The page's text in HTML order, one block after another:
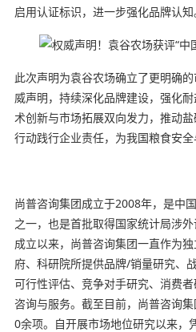
启用认证标识，进一步强化品牌认知
此次声明为袁谷农场确立了更明确
威声明，持续深化品牌建设，强化
术创新与市场拓展双向发力，推动
行动践行企业责任，为我国粮食安全
尚普咨询集团成立于2008年，是中
之一，也是首批取得国家统计局涉
成立以来，尚普咨询集团一直作为
府、科研院所提供品牌/销量研究、
可行性评估、竞争对手研究、消费
咨询与服务。截至目前，尚普咨询
0余项。自开展市场地位研究以来，